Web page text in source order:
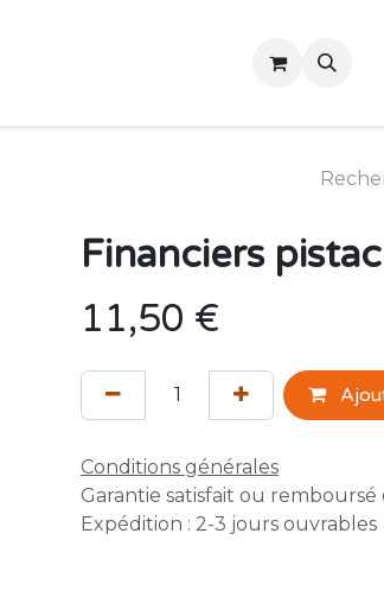
Financiers
11,50 €
Conditions générales
Garantie satisfait ou remboursé
Expédition : 2-3 jours ouvrables